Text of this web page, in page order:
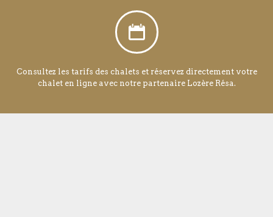
Consultez les tarifs des chalets et réservez directement votre
chalet en ligne avec notre partenaire Lozère Résa.